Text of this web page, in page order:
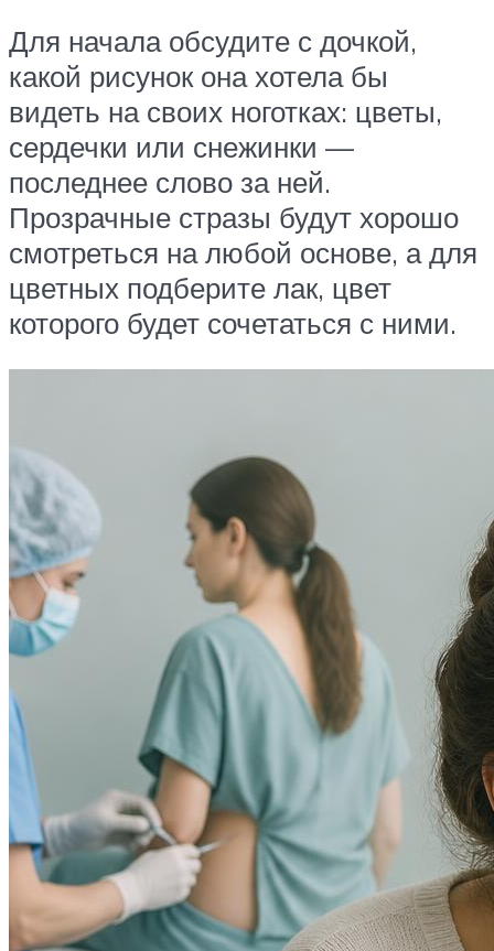
Для начала обсудите с дочкой,
какой рисунок она хотела бы
видеть на своих ноготках: цветы,
сердечки или снежинки —
последнее слово за ней.
Прозрачные стразы будут хорошо
смотреться на любой основе, а для
цветных подберите лак, цвет
которого будет сочетаться с ними.